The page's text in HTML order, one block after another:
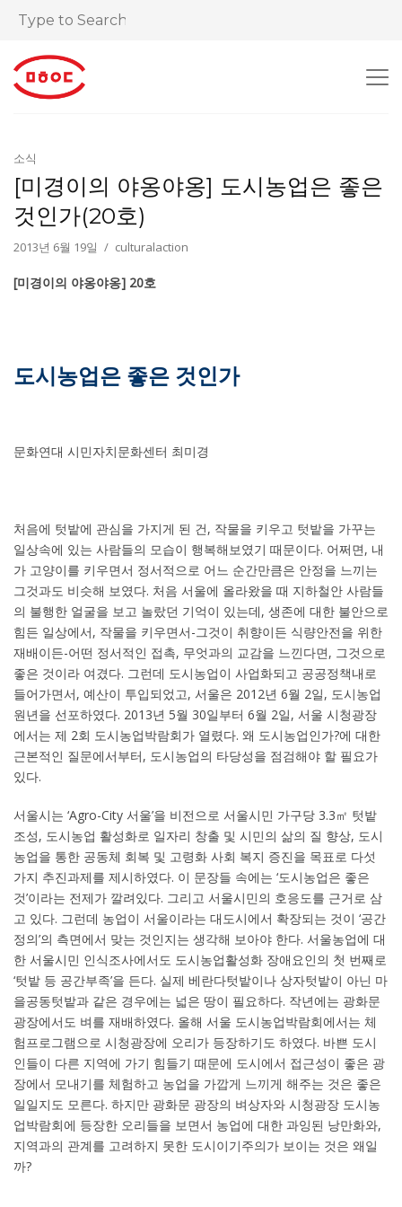
소식
[미경이의 야옹야옹] 도시농업은 좋은
것인가(20호)
2013년 6월 19일 culturalaction
[미경이의 야옹야옹] 20호
도시농업은 좋은 것인가
문화연대 시민자치문화센터 최미경
처음에 텃밭에 관심을 가지게 된 건, 작물을 키우고 텃밭을 가꾸는
일상속에 있는 사람들의 모습이 행복해보였기 때문이다. 어쩌면, 내
가 고양이를 키우면서 정서적으로 어느 순간만큼은 안정을 느끼는
그것과도 비슷해 보였다. 처음 서울에 올라왔을 때 지하철안 사람들
의 불행한 얼굴을 보고 놀랐던 기억이 있는데, 생존에 대한 불안으로
힘든 일상에서, 작물을 키우면서-그것이 취향이든 식량안전을 위한
재배이든-어떤 정서적인 접촉, 무엇과의 교감을 느낀다면, 그것으로
좋은 것이라 여겼다. 그런데 도시농업이 사업화되고 공공정책내로
들어가면서, 예산이 투입되었고, 서울은 2012년 6월 2일, 도시농업
원년을 선포하였다. 2013년 5월 30일부터 6월 2일, 서울 시청광장
에서는 제 2회 도시농업박람회가 열렸다. 왜 도시농업인가?에 대한
근본적인 질문에서부터, 도시농업의 타당성을 점검해야 할 필요가
있다.
서울시는 ‘Agro-City 서울’을 비전으로 서울시민 가구당 3.3㎡ 텃밭
조성, 도시농업 활성화로 일자리 창출 및 시민의 삶의 질 향상, 도시
농업을 통한 공동체 회복 및 고령화 사회 복지 증진을 목표로 다섯
가지 추진과제를 제시하였다. 이 문장들 속에는 ‘도시농업은 좋은
것’이라는 전제가 깔려있다. 그리고 서울시민의 호응도를 근거로 삼
고 있다. 그런데 농업이 서울이라는 대도시에서 확장되는 것이 ‘공간
정의’의 측면에서 맞는 것인지는 생각해 보아야 한다. 서울농업에 대
한 서울시민 인식조사에서도 도시농업활성화 장애요인의 첫 번째로
‘텃밭 등 공간부족’을 든다. 실제 베란다텃밭이나 상자텃밭이 아닌 마
을공동텃밭과 같은 경우에는 넓은 땅이 필요하다. 작년에는 광화문
광장에서도 벼를 재배하였다. 올해 서울 도시농업박람회에서는 체
험프로그램으로 시청광장에 오리가 등장하기도 하였다. 바쁜 도시
인들이 다른 지역에 가기 힘들기 때문에 도시에서 접근성이 좋은 광
장에서 모내기를 체험하고 농업을 가깝게 느끼게 해주는 것은 좋은
일일지도 모른다. 하지만 광화문 광장의 벼상자와 시청광장 도시농
업박람회에 등장한 오리들을 보면서 농업에 대한 과잉된 낭만화와,
지역과의 관계를 고려하지 못한 도시이기주의가 보이는 것은 왜일
까?